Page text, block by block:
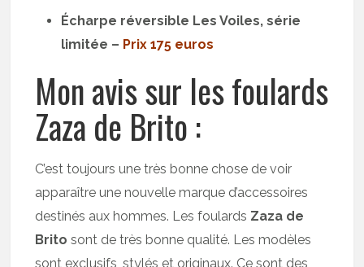
Écharpe réversible Les Voiles, série
limitée – Prix 175 euros
Mon avis sur les foulards
Zaza de Brito :
C’est toujours une très bonne chose de voir
apparaître une nouvelle marque d’accessoires
destinés aux hommes. Les foulards Zaza de
Brito sont de très bonne qualité. Les modèles
sont exclusifs, stylés et originaux. Ce sont des